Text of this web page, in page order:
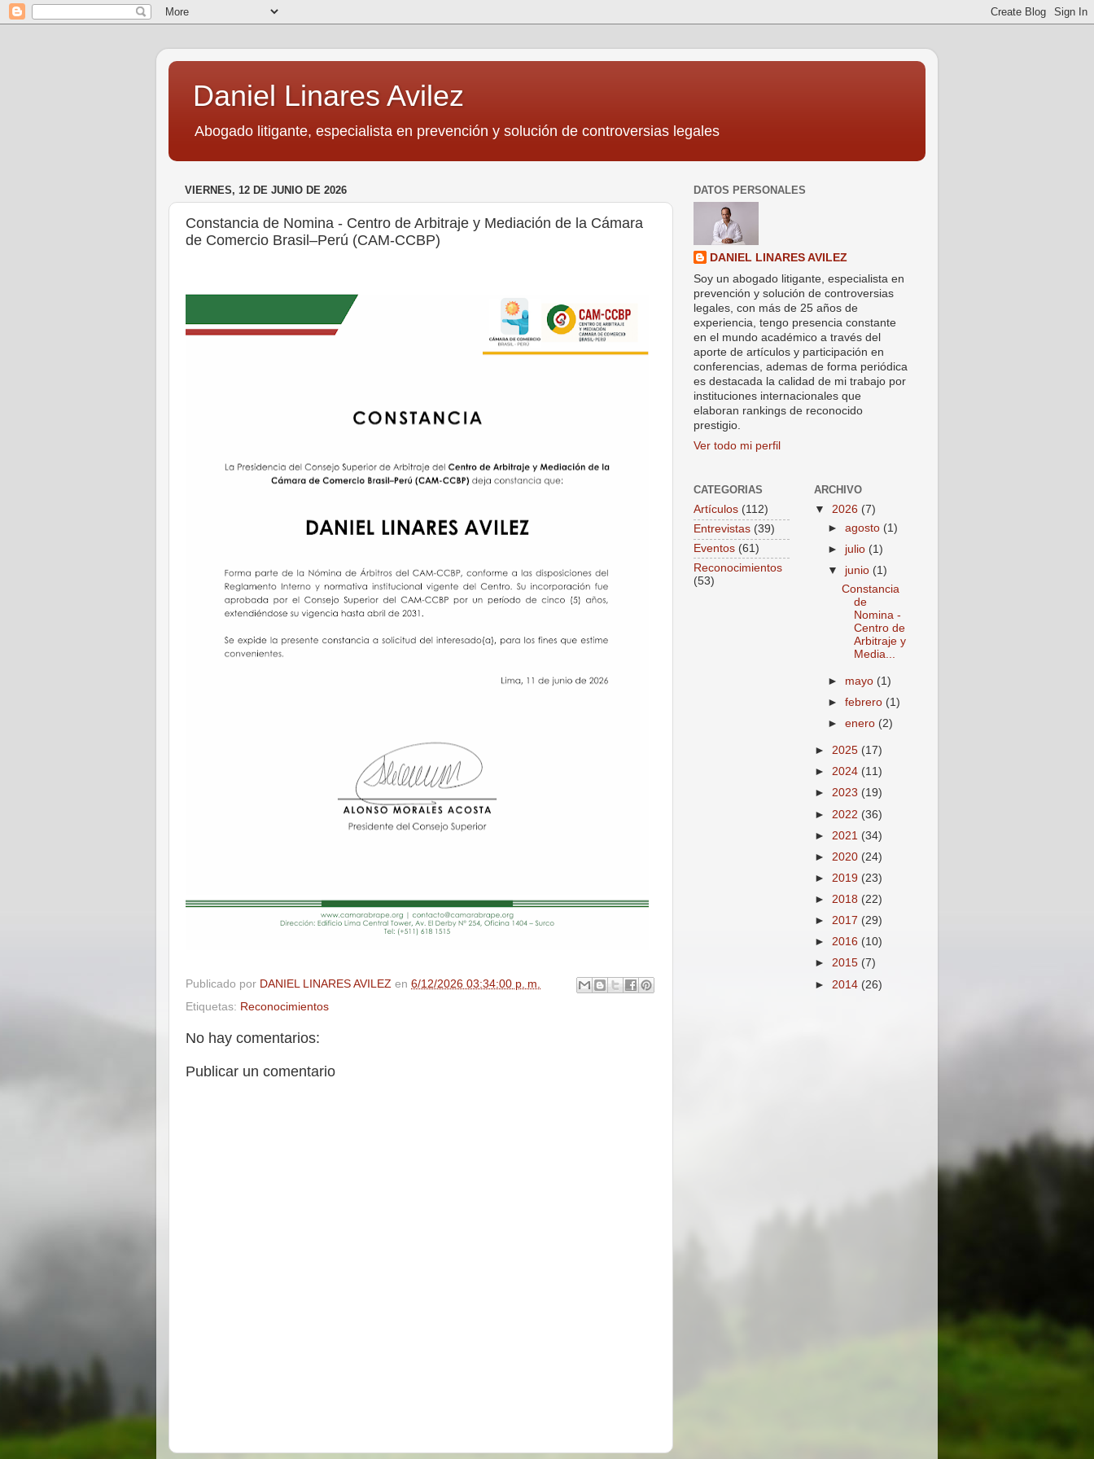
Daniel Linares Avilez
Abogado litigante, especialista en prevención y solución de controversias legales
VIERNES, 12 DE JUNIO DE 2026
Constancia de Nomina - Centro de Arbitraje y Mediación de la Cámara
de Comercio Brasil–Perú (CAM-CCBP)
Publicado por DANIEL LINARES AVILEZ en 6/12/2026 03:34:00 p. m.
Etiquetas: Reconocimientos
No hay comentarios:
Publicar un comentario
DATOS PERSONALES
DANIEL LINARES AVILEZ
Soy un abogado litigante, especialista en
prevención y solución de controversias
legales, con más de 25 años de
experiencia, tengo presencia constante
en el mundo académico a través del
aporte de artículos y participación en
conferencias, ademas de forma periódica
es destacada la calidad de mi trabajo por
instituciones internacionales que
elaboran rankings de reconocido
prestigio.
Ver todo mi perfil
CATEGORIAS
Artículos (112)
Entrevistas (39)
Eventos (61)
Reconocimientos
(53)
ARCHIVO
▼ 2026 (7)
►agosto (1)
► julio (1)
▼ junio (1)
Constancia
de
Nomina -
Centro de
Arbitraje y
Media...
► mayo (1)
►febrero (1)
►enero (2)
► 2025 (17)
► 2024 (11)
► 2023 (19)
► 2022 (36)
► 2021 (34)
► 2020 (24)
► 2019 (23)
► 2018 (22)
► 2017 (29)
► 2016 (10)
► 2015 (7)
► 2014 (26)